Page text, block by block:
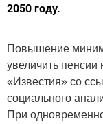
2050 году.
Повышение
увеличить пенсии
«Известия» со
социального
При